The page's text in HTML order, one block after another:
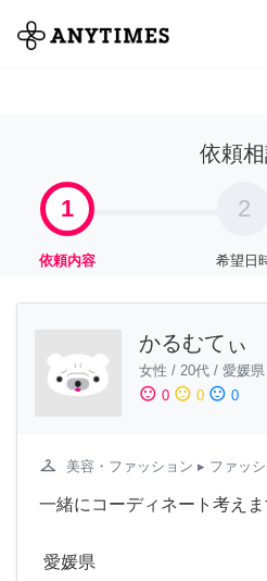
全て
依頼
1
依頼内容
2
希望日
かるむてぃ
女性 / 20代 / 愛媛県
sentiment_satisfied 0 sentiment_neutral 0 sentiment_dissatisfied 0
checkroom 美容・ファッション ▸ ファッ
一緒にコーディネート考え
愛媛県